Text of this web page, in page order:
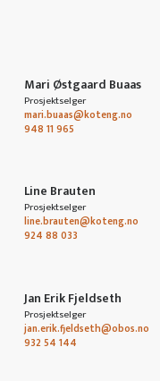
Mari Østgaard Buaas
Prosjektselger
mari.buaas@koteng.no
948 11 965
Line Brauten
Prosjektselger
line.brauten@koteng.no
924 88 033
Jan Erik Fjeldseth
Prosjektselger
jan.erik.fjeldseth@obos.no
932 54 144